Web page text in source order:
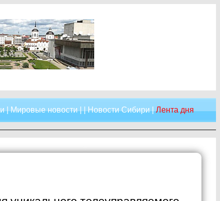
|Мировые новости| |Новости Сибири|Лента дня